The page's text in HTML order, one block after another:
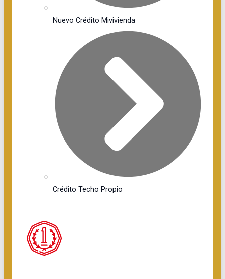
Nuevo Crédito Mivivienda
Crédito Techo Propio